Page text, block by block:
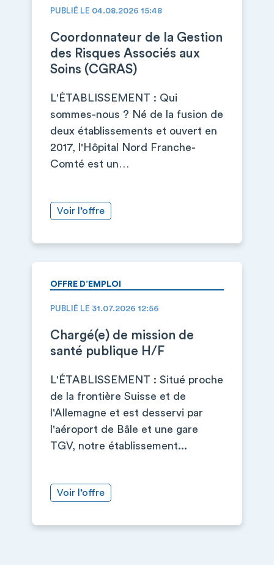
PUBLIÉ LE 04.08.2026 15:48
Coordonnateur de la Gestion
des Risques Associés aux
Soins (CGRAS)
L'ÉTABLISSEMENT : Qui
sommes-nous ? Né de la fusion de
deux établissements et ouvert en
2017, l'Hôpital Nord Franche-
Comté est un…
Voir l’offre
OFFRE D’EMPLOI
PUBLIÉ LE 31.07.2026 12:56
Chargé(e) de mission de
santé publique H/F
L'ÉTABLISSEMENT : Situé proche
de la frontière Suisse et de
l'Allemagne et est desservi par
l'aéroport de Bâle et une gare
TGV, notre établissement...
Voir l’offre